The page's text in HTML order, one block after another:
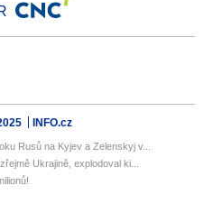
INFO.cz
Rusů na Kyjev a Zelenskyj v...
Ukrajině, explodoval ki...